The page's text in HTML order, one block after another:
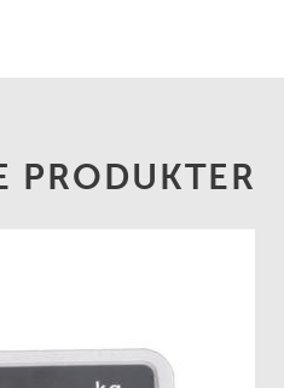
PRODUKTER